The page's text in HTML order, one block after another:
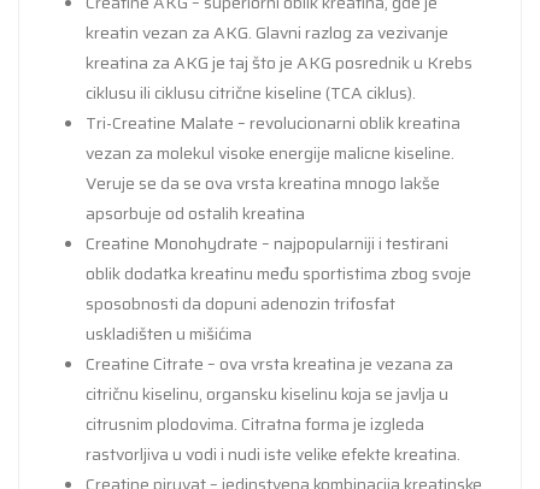
kreatin vezan za AKG. Glavni razlog za vezivanje
kreatina za AKG je taj što je AKG posrednik u Krebs
ciklusu ili ciklusu citrične kiseline (TCA ciklus).
Tri-Creatine Malate – revolucionarni oblik kreatina
vezan za molekul visoke energije malicne kiseline.
Veruje se da se ova vrsta kreatina mnogo lakše
apsorbuje od ostalih kreatina
Creatine Monohydrate – najpopularniji i testirani
oblik dodatka kreatinu među sportistima zbog svoje
sposobnosti da dopuni adenozin trifosfat
uskladišten u mišićima
Creatine Citrate – ova vrsta kreatina je vezana za
citričnu kiselinu, organsku kiselinu koja se javlja u
citrusnim plodovima. Citratna forma je izgleda
rastvorljiva u vodi i nudi iste velike efekte kreatina.
Creatine piruvat – jedinstvena kombinacija kreatinske